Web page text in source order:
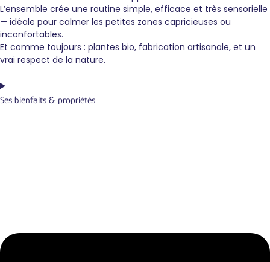
L’ensemble crée une routine simple, efficace et très sensorielle
— idéale pour calmer les petites zones capricieuses ou
inconfortables.
Et comme toujours : plantes bio, fabrication artisanale, et un
vrai respect de la nature.
Ses bienfaits & propriétés